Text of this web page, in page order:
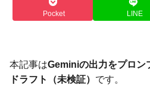
Pocket LINE
本記事はGeminiの出力をプロン
ドラフト（未検証） です。